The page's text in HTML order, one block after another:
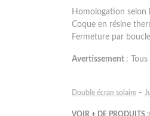
Homologation selon
Coque en résine
Fermeture par
Avertissement :
Double écran solaire -
VOIR + DE PRODUITS :